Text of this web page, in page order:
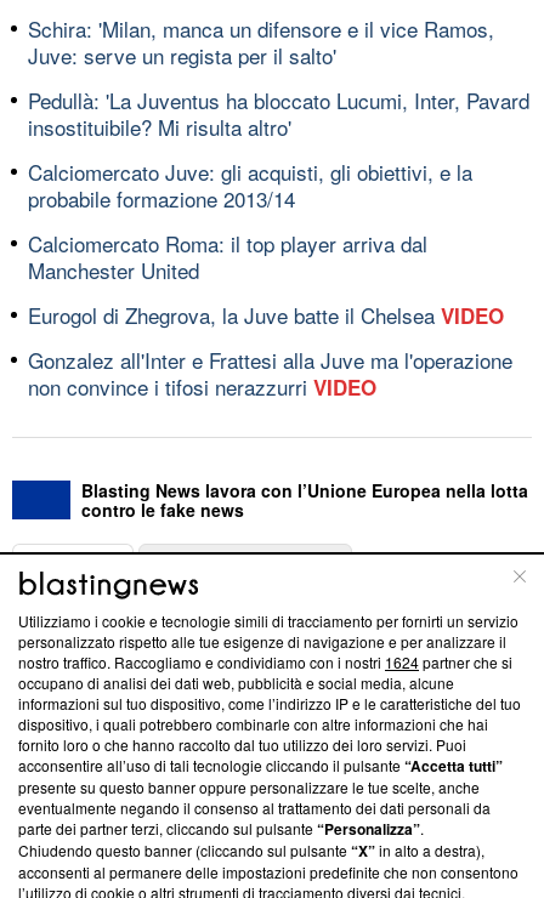
Schira: 'Milan, manca un difensore e il vice Ramos,
Juve: serve un regista per il salto'
Pedullà: 'La Juventus ha bloccato Lucumi, Inter, Pavard
insostituibile? Mi risulta altro'
Calciomercato Juve: gli acquisti, gli obiettivi, e la
probabile formazione 2013/14
Calciomercato Roma: il top player arriva dal
Manchester United
Eurogol di Zhegrova, la Juve batte il Chelsea VIDEO
Gonzalez all'Inter e Frattesi alla Juve ma l'operazione
non convince i tifosi nerazzurri VIDEO
Blasting News lavora con l’Unione Europea nella lotta
contro le fake news
ABOUT
Questa sezione offre informazioni trasparenti su Blasting
News, sui nostri processi editoriali e su come ci impegniamo a
creare news di qualità. Inoltre, afferma la nostra aderenza a
‘Trust Project - News with Integrity’Blasting News non è
ancora membro del programma, ma ha richiesto di farne
parte; Trust Project non ha ancora effettuato una verifica di
conformità agli standard.
Su di noi
Team editoriale
Utilizziamo i cookie e tecnologie simili di tracciamento per fornirti un servizio
personalizzato rispetto alle tue esigenze di navigazione e per analizzare il
nostro traffico. Raccogliamo e condividiamo con i nostri 1624partner che si
occupano di analisi dei dati web, pubblicità e social media, alcune
informazioni sul tuo dispositivo, come l’indirizzo IP e le caratteristiche del tuo
dispositivo, i quali potrebbero combinarle con altre informazioni che hai
fornito loro o che hanno raccolto dal tuo utilizzo dei loro servizi. Puoi
acconsentire all’uso di tali tecnologie cliccando il pulsante“Accetta tutti”
presente su questo banner oppure personalizzare le tue scelte, anche
eventualmente negando il consenso al trattamento dei dati personali da
parte dei partner terzi, cliccando sul pulsante“Personalizza”.
Chiudendo questo banner (cliccando sul pulsante“X”in alto a destra),
acconsenti al permanere delle impostazioni predefinite che non consentono
l’utilizzo di cookie o altri strumenti di tracciamento diversi dai tecnici.